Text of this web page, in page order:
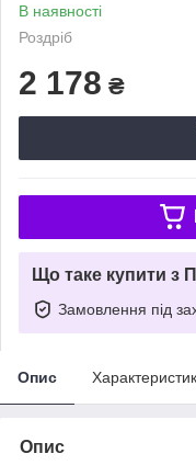
В наявності
Роздріб
2 178 ₴
Що таке купити з
Замовлення під
Опис
Опис